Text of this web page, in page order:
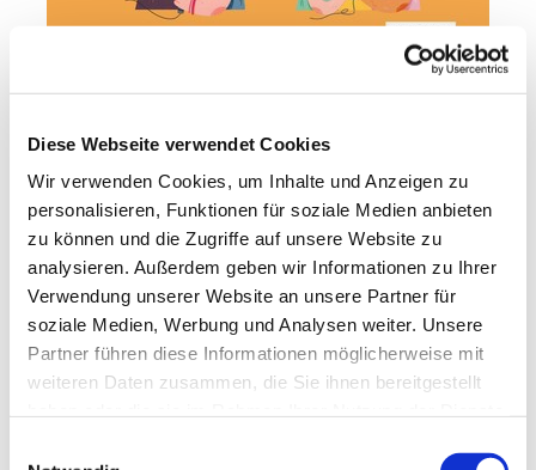
Diese Webseite verwendet Cookies
Wir verwenden Cookies, um Inhalte und Anzeigen zu
personalisieren, Funktionen für soziale Medien anbieten
zu können und die Zugriffe auf unsere Website zu
analysieren. Außerdem geben wir Informationen zu Ihrer
Verwendung unserer Website an unsere Partner für
soziale Medien, Werbung und Analysen weiter. Unsere
Partner führen diese Informationen möglicherweise mit
weiteren Daten zusammen, die Sie ihnen bereitgestellt